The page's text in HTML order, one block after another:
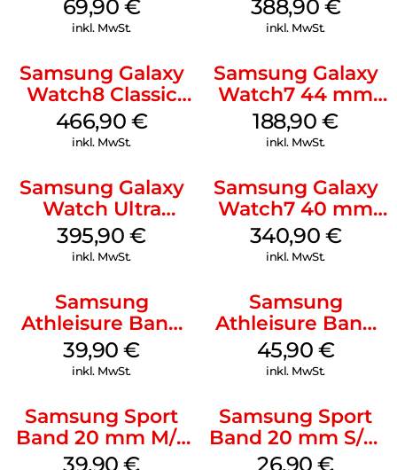
Watch8/Watch8
69,90 €
inkl. MwSt.
388,90 €
inkl. MwSt.
Samsung Galaxy
Watch8 Classic
White
466,90 €
inkl. MwSt.
Samsung Galaxy
Watch7 44 mm
Green
188,90€
inkl. MwSt.
Samsung Galaxy
Watch Ultra
Titanium White
395,90€
inkl. MwSt.
Samsung Galaxy
Watch7 40 mm
Green
340,90 €
inkl. MwSt.
Samsung
Athleisure Band
M/L Galaxy
Watch7 Silver
39,90€
inkl. MwSt.
Samsung
Athleisure Band
S/M Galaxy
Watch7 Cream
45,90 €
inkl. MwSt.
Samsung Sport
Band 20 mm M/L
Galaxy Watch4
39,90€
Samsung Sport
Band 20 mm S/M
Galaxy Watch4
26,90€